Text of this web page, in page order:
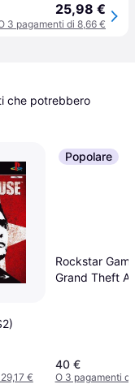
25,98 €
3 pagamenti di 8,66 €
che potrebbero
€
Popolare
Rockstar
Grand Theft
40 €
O 3 pagamenti